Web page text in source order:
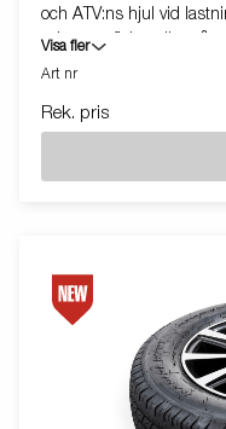
och ATV:ns hjul vid
mitten av flaket eller på
behöver extra fäste. Det
Varje paket innehåller 4
Visa fler
Art nr
Rek. pris